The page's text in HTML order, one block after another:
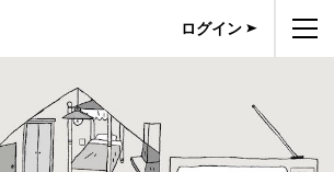
ログイン